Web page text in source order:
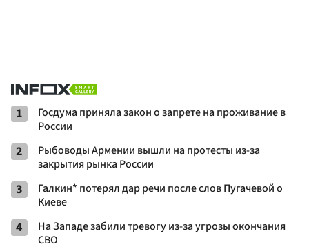
1
Госдума приняла закон о запрете на проживание в
России
2
Рыбоводы Армении вышли на протесты из-за
закрытия рынка России
3
Галкин* потерял дар речи после слов Пугачевой о
Киеве
4
На Западе забили тревогу из-за угрозы окончания
СВО